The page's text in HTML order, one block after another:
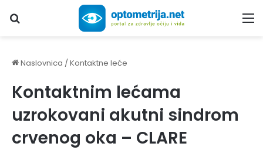
Upiši traženi pojam...
Naslovnica /Kontaktne leće
Kontaktnim lećama
uzrokovani akutni sindrom
crvenog oka – CLARE